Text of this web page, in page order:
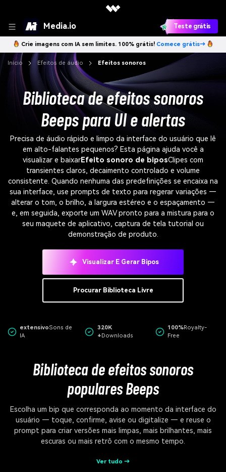
Media.io Teste grátis
Crie imagens com IA sem limites. 100% grátis! Comece grátis→
Início Efeitos de áudio Efeitos sonoros
Biblioteca de efeitos sonoros
Beeps para UI e alertas
Precisa de áudio rápido e limpo da interface do usuário que lê
em alto-falantes pequenos? Esta página ajuda você a
visualizar e baixarEfeito sonoro de biposClipes com
transientes claros, decaimento controlado e volume
consistente. Quando nenhuma das predefinições se encaixa na
sua interface, use prompts de texto para regerar variações —
alterar o tom, o brilho, a largura estéreo e o espaçamento —
e, em seguida, exporte um WAV pronto para a mistura para o
seu maquete de aplicativo, captura de tela tutorial ou
demonstração de produto.
Visualizar E Gerar Bipos
Procurar Biblioteca Livre
extensivoSons de
IA
320K
+Downloads
100%Royalty-
Free
Biblioteca de efeitos sonoros
populares Beeps
Escolha um bip que corresponda ao momento da interface do
usuário — toque, confirme, avise ou digitalize — e reuse o
prompt para criar versões mais limpas, mais brilhantes, mais
escuras ou mais retrô com o mesmo tempo.
Ver tudo →